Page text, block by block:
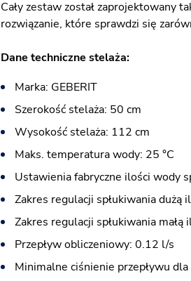
Cały zestaw został zaprojektowany
rozwiązanie, które sprawdzi się
Dane techniczne stelaża:
Marka: GEBERIT
Szerokość stelaża: 50 cm
Wysokość stelaża: 112 cm
Maks. temperatura wody: 25 °C
Ustawienia fabryczne ilości wody
Zakres regulacji spłukiwania
Zakres regulacji spłukiwania
Przepływ obliczeniowy: 0.12 l/s
Minimalne ciśnienie przepływu dla